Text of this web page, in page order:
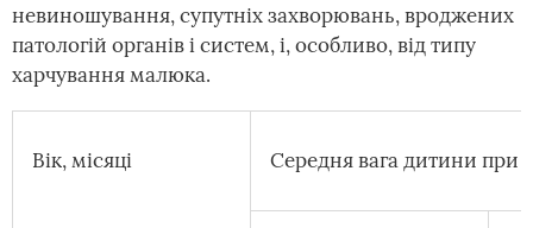
невиношування, супутніх захворювань, вроджених
патологій органів і систем, і, особливо, від типу
харчування малюка.
Вік, місяці Середня вага дитини при